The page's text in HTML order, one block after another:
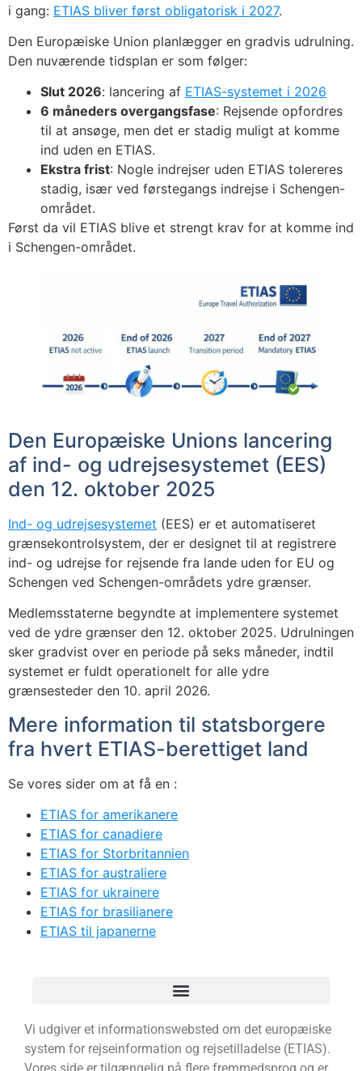
i gang: ETIAS bliver først obligatorisk i 2027.
Den Europæiske Union planlægger en gradvis udrulning.
Den nuværende tidsplan er som følger:
Slut 2026: lancering af ETIAS-systemet i 2026
6 måneders overgangsfase: Rejsende opfordres
til at ansøge, men det er stadig muligt at komme
ind uden en ETIAS.
Ekstra frist: Nogle indrejser uden ETIAS tolereres
stadig, især ved førstegangs indrejse i Schengen-
området.
Først da vil ETIAS blive et strengt krav for at komme ind
i Schengen-området.
Den Europæiske Unions lancering
af ind- og udrejsesystemet (EES)
den 12. oktober 2025
Ind- og udrejsesystemet (EES) er et automatiseret
grænsekontrolsystem, der er designet til at registrere
ind- og udrejse for rejsende fra lande uden for EU og
Schengen ved Schengen-områdets ydre grænser.
Medlemsstaterne begyndte at implementere systemet
ved de ydre grænser den 12. oktober 2025. Udrulningen
sker gradvist over en periode på seks måneder, indtil
systemet er fuldt operationelt for alle ydre
grænsesteder den 10. april 2026.
Mere information til statsborgere
fra hvert ETIAS-berettiget land
Se vores sider om at få en :
ETIAS for amerikanere
ETIAS for canadiere
ETIAS for Storbritannien
ETIAS for australiere
ETIAS for ukrainere
ETIAS for brasilianere
ETIAS til japanerne
Vi udgiver et informationswebsted om det europæiske
system for rejseinformation og rejsetilladelse (ETIAS).